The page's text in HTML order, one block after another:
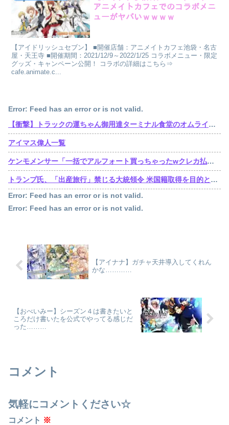
アニメイトカフェでのコラボメニ
ューがヤバいｗｗｗｗ
【アイドリッシュセブン】 ■開催店舗：アニメイトカフェ池袋・名古
屋・天王寺 ■開催期間：2021/12/9～2022/1/25 コラボメニュー・限定
グッズ・キャンペーン公開！ コラボの詳細はこちら⇒
cafe.animate.c...
Error: Feed has an error or is not valid.
【衝撃】トラックの運ちゃん御用達ターミナル食堂のオムライスが強すぎるｗｗｗｗｗ(※画像あり)
アイマス偉人一覧
ケンモメンサー「一括でアルフォート買っちゃったwクレカ払いで来月の俺ごめんねー」銀行「デビットカードなんで即時引き落としです」
トランプ氏、「出産旅行」禁じる大統領令 米国籍取得を目的とした中国人らの渡米を問題視
Error: Feed has an error or is not valid.
Error: Feed has an error or is not valid.
【アイナナ】ガチャ天井導入してくれん
かな…………
【おべいみー】シーズン４は書きたいと
ころだけ書いたを公式でやってる感じだ
った………
コメント
気軽にコメントください☆
コメント ※